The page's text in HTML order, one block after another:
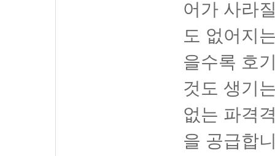
어가 사라
도 없어지
을수록 호
것도 생기
없는 파격
을 공급합